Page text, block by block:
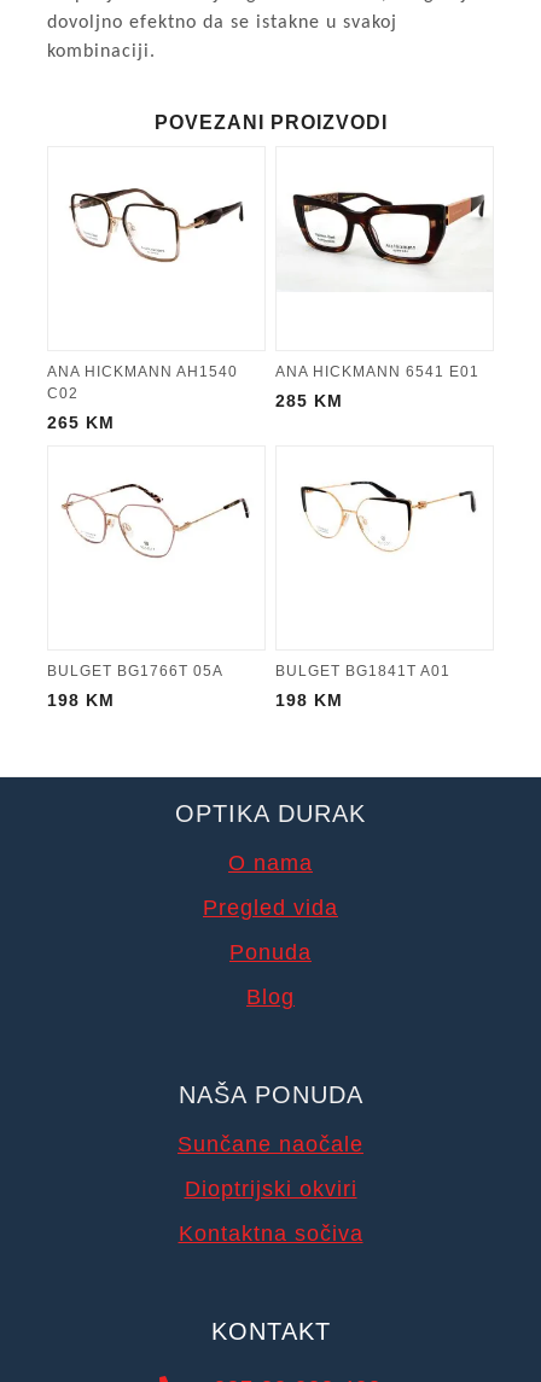
dovoljno efektno da se istakne u svakoj
kombinaciji.
POVEZANI PROIZVODI
ANA HICKMANN AH1540
C02
265 KM
ANA HICKMANN 6541 E01
285 KM
BULGET BG1766T 05A
198 KM
BULGET BG1841T A01
198 KM
OPTIKA DURAK
O nama
Pregled vida
Ponuda
Blog
NAŠA PONUDA
Sunčane naočale
Dioptrijski okviri
Kontaktna sočiva
KONTAKT